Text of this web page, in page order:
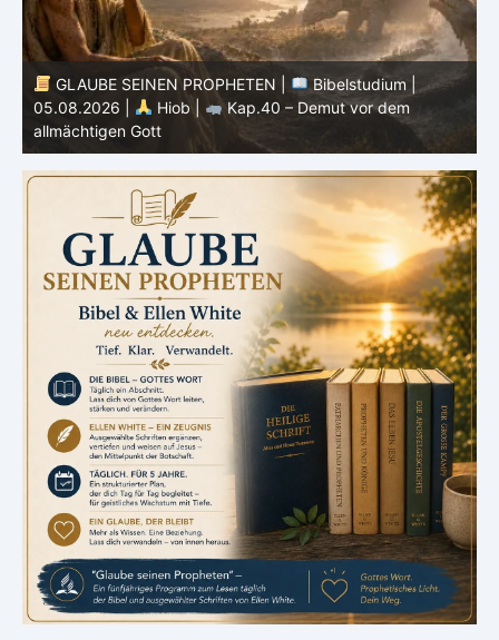
GLAUBE SEINEN PROPHETEN |
Bibelstudium |
04.08.2026 |
Hiob |
Kap.39 – Gottes Weisheit in der
Schöpfung